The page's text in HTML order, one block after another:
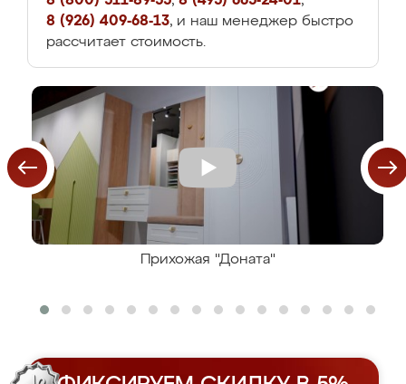
8 (926) 409-68-13, и наш менеджер быстро
рассчитает стоимость.
Прихожая "Доната"